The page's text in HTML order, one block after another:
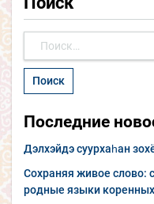
Последние
Дэлхэйдэ суурхаһан
Сохраняя живое слово:
родные языки